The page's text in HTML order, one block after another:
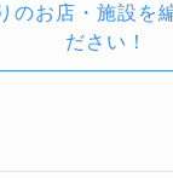
のお店・施設を
ださい！